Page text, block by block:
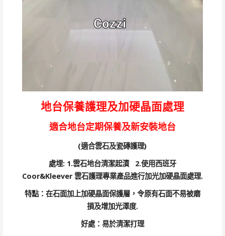
地台保養護理及加硬晶面處理
適合地台定期保養及新安裝地台
(適合雲石及瓷磚護理)
處埋: 1.雲石地台清潔起漬 2.使用西班牙
Coor&Kleever 雲石護理專業產品進行加光加硬晶面處理.
特點：在石面加上加硬晶面保護層，令原有石面不易被磨
損及增加光澤度.
好處：易於清潔打理